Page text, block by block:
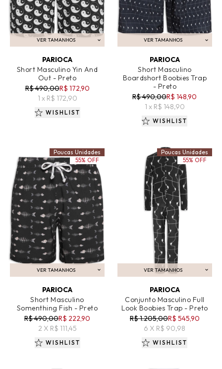
VER TAMANHOS
ADICIONAR AO CARRINHO
PARIOCA
Short Masculino Yin And
Out - Preto
R$ 490,00R$ 172,90
1 x R$ 172,90
WISHLIST
VER TAMANHOS
ADICIONAR AO CARRINHO
PARIOCA
Short Masculino
Boardshort Boobies Trap
- Preto
R$ 490,00R$ 148,90
1 x R$ 148,90
WISHLIST
VER TAMANHOS
ADICIONAR AO CARRINHO
PARIOCA
Short Masculino
Somenthing Fish - Preto
R$ 490,00R$ 222,90
2 X R$ 111,45
Poucas Unidades
55% OFF
WISHLIST
VER TAMANHOS
ADICIONAR AO CARRINHO
PARIOCA
Conjunto Masculino Full
Look Boobies Trap - Preto
R$ 1.205,00R$ 545,90
6 X R$ 90,98
Poucas Unidades
55% OFF
WISHLIST